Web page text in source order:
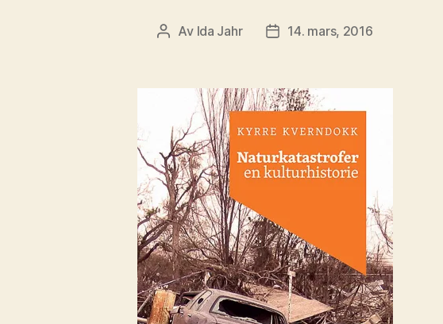
Innleggsforfatter
Av Ida Jahr Publiseringsdato
14. mars, 2016